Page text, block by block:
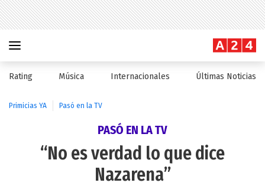
Rating Música Internacionales Últimas Noticias
Primicias YA Pasó en la TV
PASÓ EN LA TV
“No es verdad lo que dice
Nazarena”